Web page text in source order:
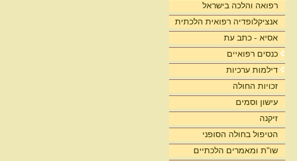
רפואה והלכה בישראל
אנציקלופדיה רפואית הלכתית
אסיא - כתב עת
כנסים רפואיים
דילמות ערכיות
זכויות החולה
עישון וסמים
זיקנה
הטיפול בחולה הסופני
שו"ת ומאמרים הלכתיים